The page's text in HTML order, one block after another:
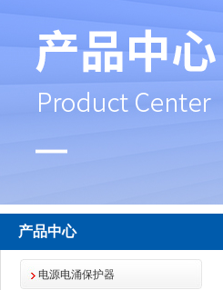
产品中心
电源电涌保护器